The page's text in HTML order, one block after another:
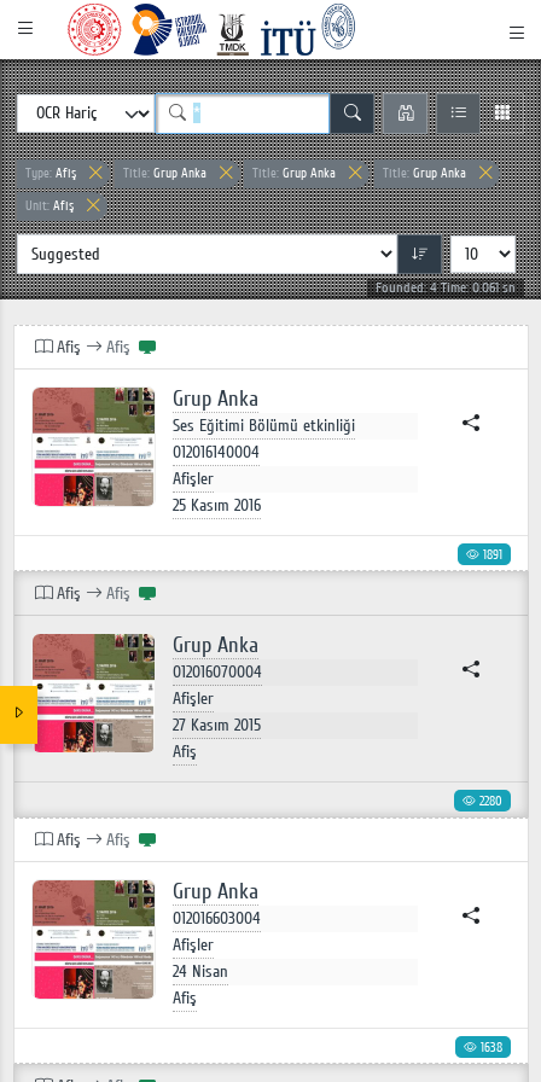
Type: Afiş Title: Grup Anka Title: Grup Anka Title: Grup Anka
Unit: Afiş
Founded: 4 Time: 0.061 sn
Afiş Afiş
Grup Anka
Ses Eğitimi Bölümü etkinliği
012016140004
Afişler
25 Kasım 2016
1891
Afiş Afiş
Grup Anka
012016070004
Afişler
27 Kasım 2015
Afiş
2280
Afiş Afiş
Grup Anka
012016603004
Afişler
24 Nisan
Afiş
1638